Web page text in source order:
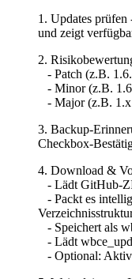
1. Updates
und zeigt
2.
- Patch (z.B.
- Minor (z.B.
- Major (z.B.
3. Backup-
Checkbox-
4. Download &
- Lädt GitHub-
- Packt es
- Speichert als
- Lädt
- Optional: